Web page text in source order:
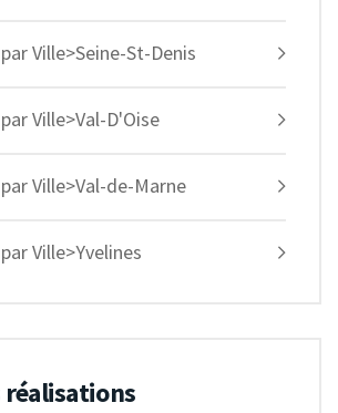
Ville>Seine-St-Denis
Ville>Val-D'Oise
Ville>Val-de-Marne
Ville>Yvelines
réalisations